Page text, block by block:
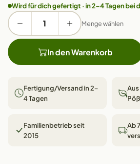
Wird für dich gefertigt · in 2–4 Tagen bei
Menge wählen
In den Warenkorb
Fertigung/Versand in 2–
4 Tagen
Familienbetrieb seit
2015
Ab